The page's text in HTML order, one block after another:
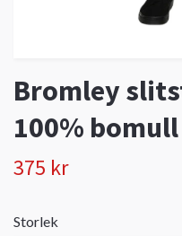
Bromley
100%
375 kr
Storlek